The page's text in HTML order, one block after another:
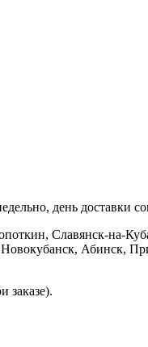
день доставки
Славянск-на-
Абинск,
заказе).